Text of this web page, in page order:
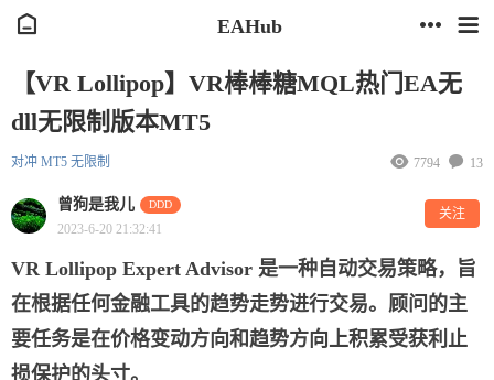
EAHub
【VR Lollipop】VR棒棒糖MQL热门EA无
dll无限制版本MT5
对冲 MT5 无限制 13
7794
曾狗是我儿 DDD
2023-6-20 21:32:41
关注
VR Lollipop Expert Advisor 是一种自动交易策略，旨
在根据任何金融工具的趋势走势进行交易。 顾问的主
要任务是在价格变动方向和趋势方向上积累受获利止
损保护的头寸。